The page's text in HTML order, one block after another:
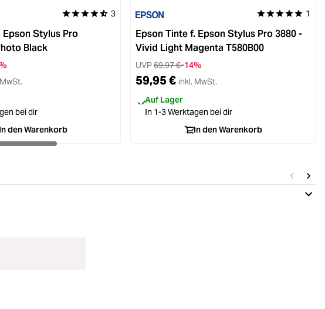
Durchschnittliche Bewertung von 4.3 von 5 Sternen
3
Epson Stylus Pro
Black
bei dir
den Warenkorb
Durchschnittliche
1
Epson Tinte f. Epson Stylus Pro 3880 -
Vivid Light Magenta T580B00
UVP69,97 €-14%
59,95 € inkl. MwSt.
Auf Lager
In 1-3 Werktagen bei dir
In den Warenkorb